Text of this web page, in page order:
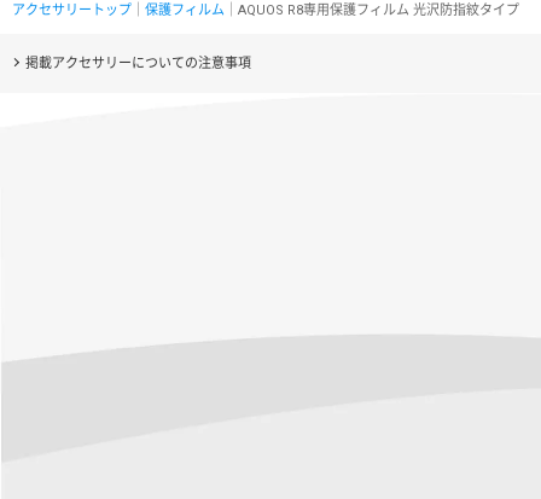
アクセサリートップ 保護フィルム ｜AQUOS R8専用保護フィルム 光沢防指紋タイプ
掲載アクセサリーについての注意事項